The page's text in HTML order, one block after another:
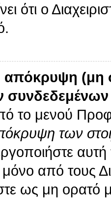
ότι ο
απόκρυψη
το μενού
των
από τους
ως μη ορατό